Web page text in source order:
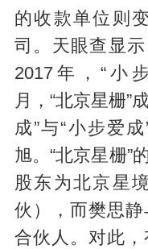
的收款单位则
司。天眼查显
2017年，“小
月，“北京星栅”
成”与“小步爱
旭。“北京星栅”
股东为北京星
伙），而樊思
合伙人。对此